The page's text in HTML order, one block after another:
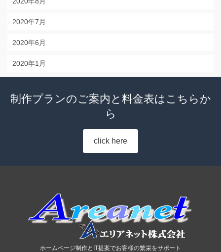
2020年7月
2020年6月
2020年1月
制作プランのご案内と料金表はこちらか
ら
click here
ホームページ制作とIT提案でお客様の繁栄をサポート